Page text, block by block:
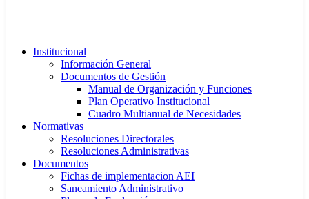
Institucional
Información General
Documentos de Gestión
Manual de Organización y Funciones
Plan Operativo Institucional
Cuadro Multianual de Necesidades
Normativas
Resoluciones Directorales
Resoluciones Administrativas
Documentos
Fichas de implementacion AEI
Saneamiento Administrativo